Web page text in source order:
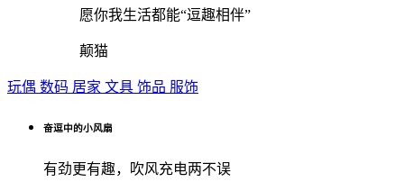
愿你我生活都能“逗趣相伴”
颠猫
玩偶 数码 居家 文具 饰品 服饰
奋逗中的小风扇
有劲更有趣，吹风充电两不误